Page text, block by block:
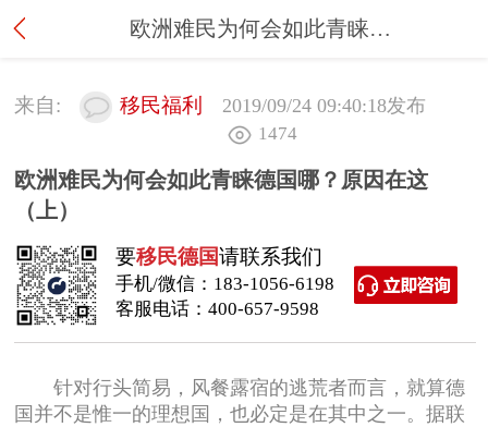
欧洲难民为何会如此青睐德国哪？原因在这（上）
来自: 移民福利 2019/09/24 09:40:18发布
1474
欧洲难民为何会如此青睐德国哪？原因在这
（上）
要移民德国请联系我们
手机/微信： 183-1056-6198
客服电话： 400-657-9598
针对行头简易，风餐露宿的逃荒者而言，就算德
国并不是惟一的理想国，也必定是在其中之一。据联